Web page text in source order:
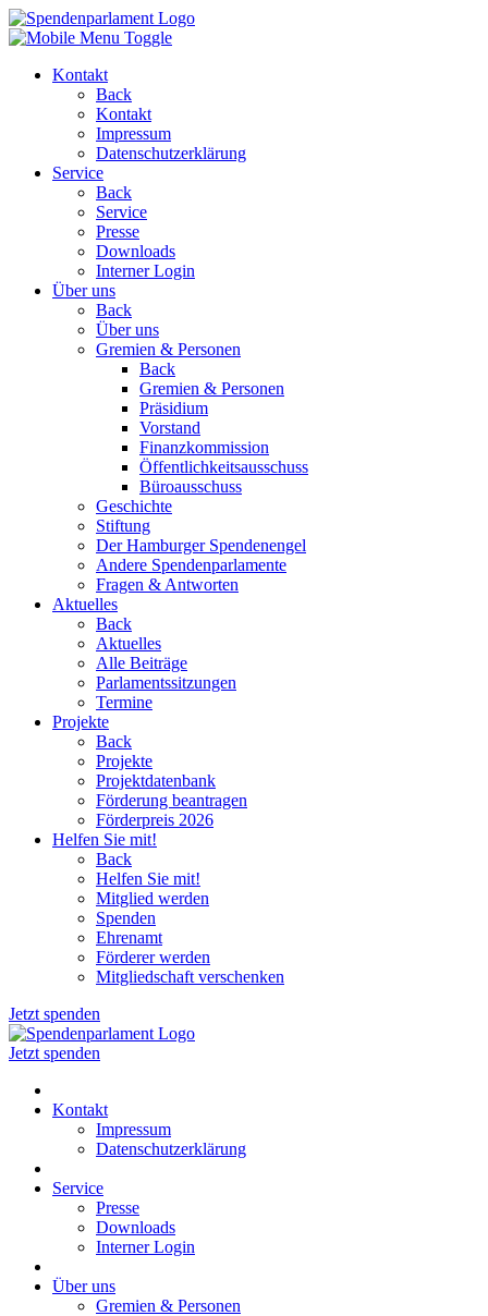
Kontakt
Back
Kontakt
Impressum
Datenschutzerklärung
Service
Back
Service
Presse
Downloads
Interner Login
Über uns
Back
Über uns
Gremien & Personen
Back
Gremien & Personen
Präsidium
Vorstand
Finanzkommission
Öffentlichkeitsausschuss
Büroausschuss
Geschichte
Stiftung
Der Hamburger Spendenengel
Andere Spendenparlamente
Fragen & Antworten
Aktuelles
Back
Aktuelles
Alle Beiträge
Parlamentssitzungen
Termine
Projekte
Back
Projekte
Projektdatenbank
Förderung beantragen
Förderpreis 2026
Helfen Sie mit!
Back
Helfen Sie mit!
Mitglied werden
Spenden
Ehrenamt
Förderer werden
Mitgliedschaft verschenken
Jetzt spenden
Jetzt spenden
Kontakt
Impressum
Datenschutzerklärung
Service
Presse
Downloads
Interner Login
Über uns
Gremien & Personen